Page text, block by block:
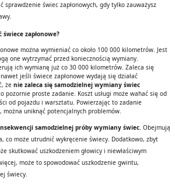
sprawdzenie świec zapłonowych, gdy tylko zauważysz
zapłonowe?
można wymieniać co około 100 000 kilometrów. Jest
one wytrzymać przed koniecznością wymiany.
ich wymianę już co 30 000 kilometrów. Zaleca się
jeśli świece zapłonowe wydają się działać
że nie zaleca się samodzielnej wymiany świec
pozornie proste zadanie. Koszt usługi może wahać się od
od pojazdu i warsztatu. Powierzając to zadanie
można uniknąć potencjalnych problemów.
samodzielnej próby wymiany świec. Obejmują
co może utrudnić wykręcenie świecy. Dodatkowo, zbyt
skutkować uszkodzeniem głowicy i niewłaściwym
może to spowodować uszkodzenie gwintu,
świecy.